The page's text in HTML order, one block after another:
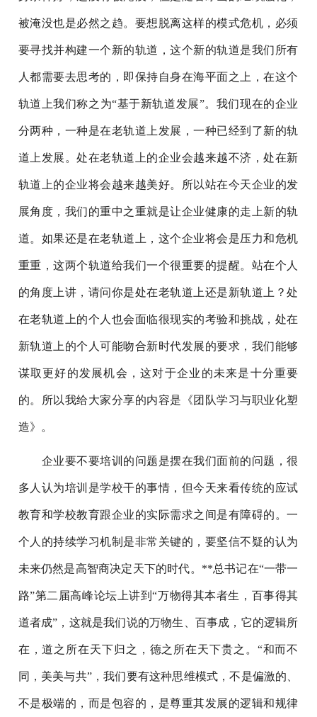
被淹没也是必然之趋。要想脱离这样的模式危机，必须
要寻找并构建一个新的轨道，这个新的轨道是我们所有
人都需要去思考的，即保持自身在海平面之上，在这个
轨道上我们称之为“基于新轨道发展”。我们现在的企业
分两种，一种是在老轨道上发展，一种已经到了新的轨
道上发展。处在老轨道上的企业会越来越不济，处在新
轨道上的企业将会越来越美好。所以站在今天企业的发
展角度，我们的重中之重就是让企业健康的走上新的轨
道。如果还是在老轨道上，这个企业将会是压力和危机
重重，这两个轨道给我们一个很重要的提醒。站在个人
的角度上讲，请问你是处在老轨道上还是新轨道上？处
在老轨道上的个人也会面临很现实的考验和挑战，处在
新轨道上的个人可能吻合新时代发展的要求，我们能够
谋取更好的发展机会，这对于企业的未来是十分重要
的。所以我给大家分享的内容是《团队学习与职业化塑
造》。
企业要不要培训的问题是摆在我们面前的问题，很
多人认为培训是学校干的事情，但今天来看传统的应试
教育和学校教育跟企业的实际需求之间是有障碍的。一
个人的持续学习机制是非常关键的，要坚信不疑的认为
未来仍然是高智商决定天下的时代。**总书记在“一带一
路”第二届高峰论坛上讲到“万物得其本者生，百事得其
道者成”，这就是我们说的万物生、百事成，它的逻辑所
在，道之所在天下归之，德之所在天下贵之。“和而不
同，美美与共”，我们要有这种思维模式，不是偏激的、
不是极端的，而是包容的，是尊重其发展的逻辑和规律